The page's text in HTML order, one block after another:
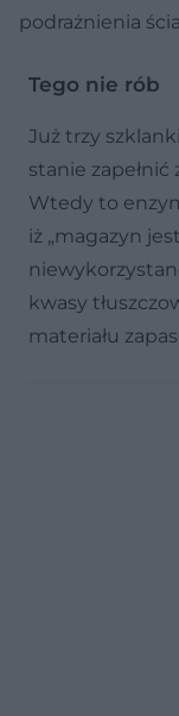
podrażnienia
Tego nie rób
Już trzy
stanie
Wtedy to
iż „magazyn
kwasy
materiału